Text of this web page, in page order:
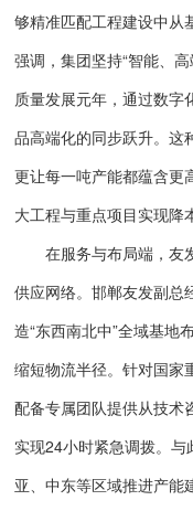
够精准匹配工程建设中从
强调，集团坚持“智能、
质量发展元年，通过数
品高端化的同步跃升。这
更让每一吨产能都蕴含更
大工程与重点项目实现降
在服务与布局端，友
供应网络。邯郸友发副总
造“东西南北中”全域基地
缩短物流半径。针对国家
配备专属团队提供从技术
实现24小时紧急调拨。
亚、中东等区域推进产能